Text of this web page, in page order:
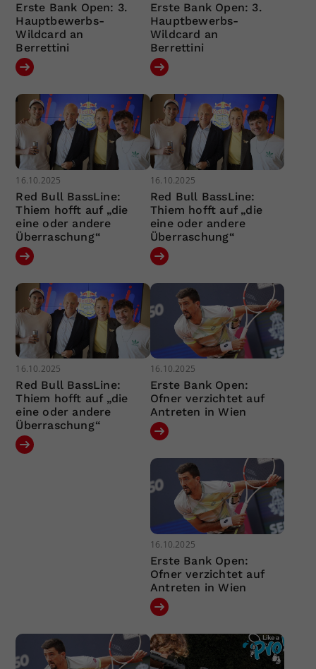
Erste Bank Open: 3.
Hauptbewerbs-
Wildcard an
Berrettini
Erste Bank Open: 3.
Hauptbewerbs-
Wildcard an
Berrettini
16.10.2025
Red Bull BassLine:
Thiem hofft auf „die
eine oder andere
Überraschung“
16.10.2025
Red Bull BassLine:
Thiem hofft auf „die
eine oder andere
Überraschung“
16.10.2025
Red Bull BassLine:
Thiem hofft auf „die
eine oder andere
Überraschung“
16.10.2025
Erste Bank Open:
Ofner verzichtet auf
Antreten in Wien
16.10.2025
Erste Bank Open:
Ofner verzichtet auf
Antreten in Wien